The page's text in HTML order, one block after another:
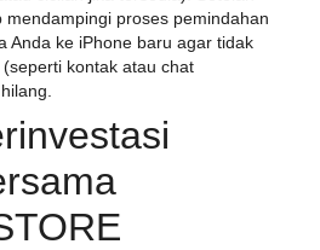
mendampingi proses pemindahan
Anda ke iPhone baru agar tidak
kontak atau chat